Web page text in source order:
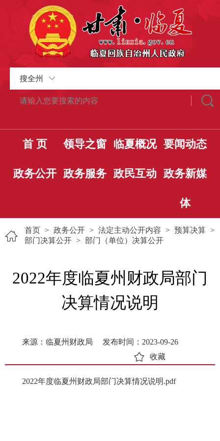
搜全州
首 页 领导之窗 临夏概况 要闻动态
政务公开 政务服务 政民互动 政务新媒
体
首页 > 政务公开 > 法定主动公开内容 > 预算决算 >
部门决算公开 > 部门（单位）决算公开
2022年度临夏州财政局部门
决算情况说明
来源：临夏州财政局
发布时间：2023-09-26
收藏
2022年度临夏州财政局部门决算情况说明.pdf